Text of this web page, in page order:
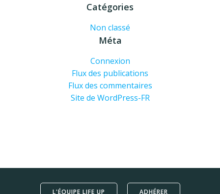
Catégories
Non classé
Méta
Connexion
Flux des publications
Flux des commentaires
Site de WordPress-FR
L'ÉQUIPE LIFE UP ADHÉRER